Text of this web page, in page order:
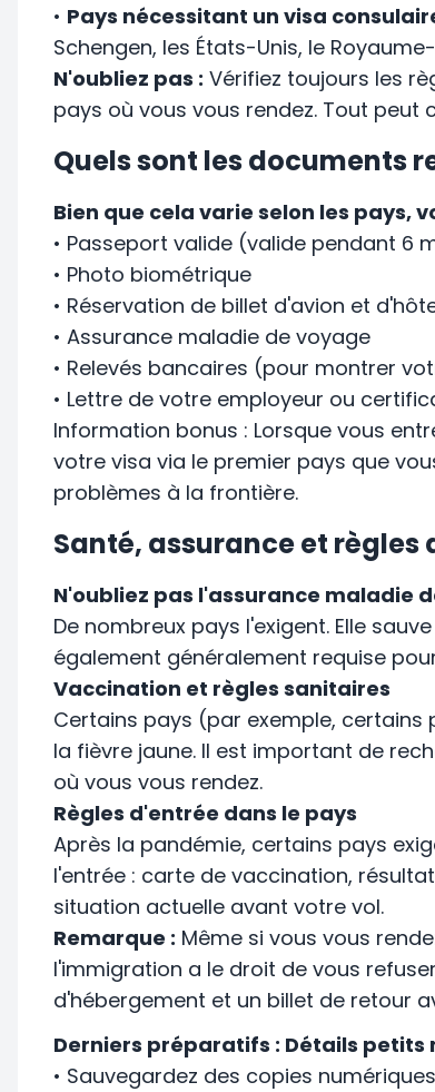
• Pays nécessitant un visa
Schengen, les États-Unis, le
N'oubliez pas : Vérifiez toujours les
pays où vous vous rendez. Tout peut
Quels sont les documents
Bien que cela varie selon les pays,
• Passeport valide (valide pendant 6
• Photo biométrique
• Réservation de billet d'avion et
• Assurance maladie de voyage
• Relevés bancaires (pour montrer
• Lettre de votre employeur ou
Information bonus : Lorsque vous
votre visa via le premier pays que
problèmes à la frontière.
Santé, assurance et règles
N'oubliez pas l'assurance maladie
De nombreux pays l'exigent. Elle
également généralement requise
Vaccination et règles sanitaires
Certains pays (par exemple,
la fièvre jaune. Il est important de
où vous vous rendez.
Règles d'entrée dans le pays
Après la pandémie, certains pays
l'entrée : carte de vaccination,
situation actuelle avant votre vol.
Remarque : Même si vous vous
l'immigration a le droit de vous
d'hébergement et un billet de retour
Derniers préparatifs : Détails petits
• Sauvegardez des copies